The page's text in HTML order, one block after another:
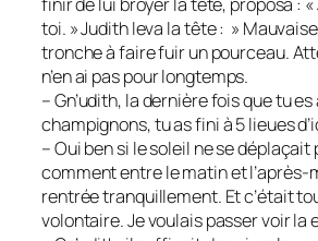
toi. » Judith leva la tête : »
tronche à faire fuir un pourceau.
n’en ai pas pour longtemps.
– Gn’udith, la dernière fois que tu
champignons, tu as fini à 5 lieues
– Oui ben si le soleil ne se déplaçait
comment entre le matin et l’après-
rentrée tranquillement. Et c’était
volontaire. Je voulais passer voir la